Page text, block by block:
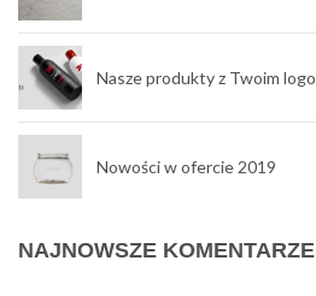
Nasze produkty z Twoim logo
Nowości w ofercie 2019
NAJNOWSZE KOMENTARZE